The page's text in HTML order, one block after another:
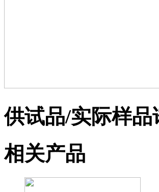
供试品/实际样品
相关产品